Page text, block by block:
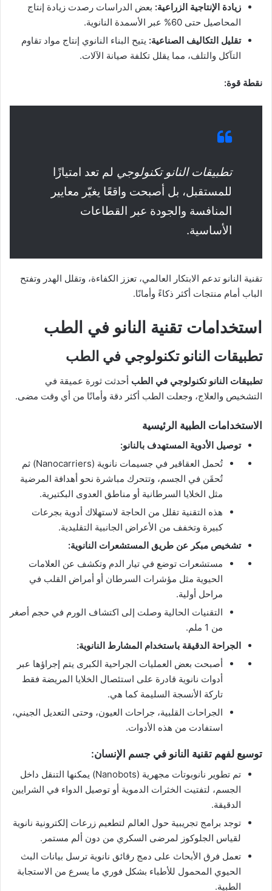
زيادة الإنتاجية الزراعية: بعض الدراسات رصدت زيادة إنتاج
المحاصيل حتى 60% عبر الأسمدة النانوية.
تقليل التكاليف الصناعية: يتيح البناء النانوي إنتاج مواد تقاوم
التآكل والتلف، مما يقلل تكلفة صيانة الآلات.
نقطة قوة:
تطبيقات النانو تكنولوجي لم تعد امتيازًا
للمستقبل، بل أصبحت واقعًا يغيّر معايير
المنافسة والجودة عبر القطاعات
الأساسية.
تقنية النانو تدعم الابتكار العالمي، تعزز الكفاءة، وتقلل الهدر وتفتح
الباب أمام منتجات أكثر ذكاءً وأمانًا.
استخدامات تقنية النانو في الطب
تطبيقات النانو تكنولوجي في الطب
تطبيقات النانو تكنولوجي في الطب أحدثت ثورة عميقة في
التشخيص والعلاج، وجعلت الطب أكثر دقة وأمانًا من أي وقت مضى.
الاستخدامات الطبية الرئيسية
توصيل الأدوية المستهدف بالنانو:
تُحمل العقاقير في جسيمات نانوية (Nanocarriers) ثم
تُحقَن في الجسم، وتتحرك مباشرة نحو أهدافة المرضية
مثل الخلايا السرطانية أو مناطق العدوى البكتيرية.
هذه التقنية تقلل من الحاجة لاستهلاك أدوية بجرعات
كبيرة وتخفف من الأعراض الجانبية التقليدية.
تشخيص مبكر عن طريق المستشعرات النانوية:
مستشعرات توضع في تيار الدم وتكشف عن العلامات
الحيوية مثل مؤشرات السرطان أو أمراض القلب في
مراحل أولية.
التقنيات الحالية وصلت إلى اكتشاف الورم في حجم أصغر
من 1 ملم.
الجراحة الدقيقة باستخدام المشارط النانوية:
أصبحت بعض العمليات الجراحية الكبرى يتم إجراؤها عبر
أدوات نانوية قادرة على استئصال الخلايا المريضة فقط
تاركة الأنسجة السليمة كما هي.
الجراحات القلبية، جراحات العيون، وحتى التعديل الجيني،
استفادت من هذه الأدوات.
توسيع لفهم تقنية النانو في جسم الإنسان:
تم تطوير نانوبوتات مجهرية (Nanobots) يمكنها التنقل داخل
الجسم، لتفتيت الخثرات الدموية أو توصيل الدواء في الشرايين
الدقيقة.
توجد برامج تجريبية حول العالم لتطعيم زرعات إلكترونية نانوية
لقياس الجلوكوز لمرضى السكري من دون ألم مستمر.
تعمل فرق الأبحاث على دمج رقائق نانوية ترسل بيانات البث
الحيوي المحمول للأطباء بشكل فوري ما يسرع من الاستجابة
الطبية.